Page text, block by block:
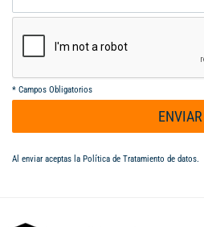
* Campos Obligatorios
ENVIAR
Al enviar aceptas la Política de Tratamiento de datos.